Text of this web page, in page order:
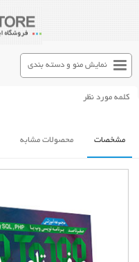
نمایش منو و دسته بندی
مشخصات محصولات مشابه